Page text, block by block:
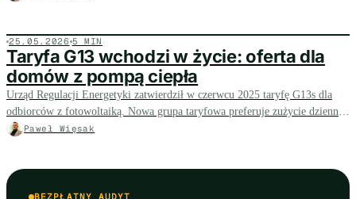
25.05.2026 5 MIN
Taryfa G13 wchodzi w życie: oferta dla
domów z pompą ciepła
Urząd Regulacji Energetyki zatwierdził w czerwcu 2025 taryfę G13s dla
odbiorców z fotowoltaiką. Nowa grupa taryfowa preferuje zużycie dzienne
latem (4 gr/kWh między 9-17), co wspiera właścicieli pomp ciepła i
Paweł Więsak
BEZPŁATNY AUDYT